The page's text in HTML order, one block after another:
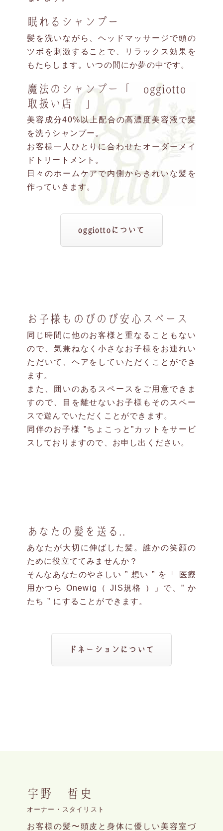
眠れるシャンプー
髪を洗いながら、ヘッドマッサージで頭の
ツボを刺激することで、リラックス効果を
もたらします。いつの間にか夢の中です。
魔法のシャンプー「 oggiotto
取扱い店 」
美容成分40%以上配合の高濃度美容液で髪
を洗うシャンプー。
お客様一人ひとりに合わせたオーダーメイ
ドトリートメント。
日々のホームケアで内側からきれいな髪を
作っていきます。
oggiottoについて
お子様ものびのび安心スペース
同じ時間に他のお客様と重なることもない
ので、気兼ねなく小さなお子様をお連れい
ただいて、ヘアをしていただくことができ
ます。
また、囲いのあるスペースをご用意できま
すので、目を離せないお子様もそのスペー
スで遊んでいただくことができます。
同伴のお子様 ”ちょこっと”カットをサービ
スしておりますので、お申し出ください。
あなたの髪を送る..
あなたが大切に伸ばした髪。誰かの笑顔の
ために役立ててみませんか？
そんなあなたのやさしい ” 想い ” を「 医療
用かつら Onewig（ JIS規格 ）」で、” か
たち ” にすることができます。
ドネーションについて
宇野 哲史
オーナー・スタイリスト
お客様の髪〜頭皮と身体に優しい美容室づ